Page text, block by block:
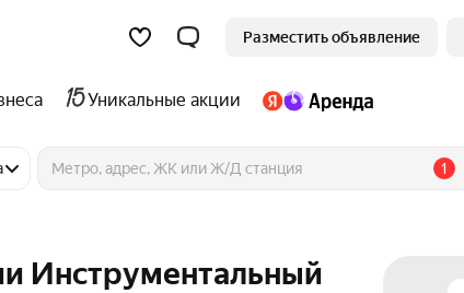
Разместить объявление
Уникальные акции
1
Инструментальный